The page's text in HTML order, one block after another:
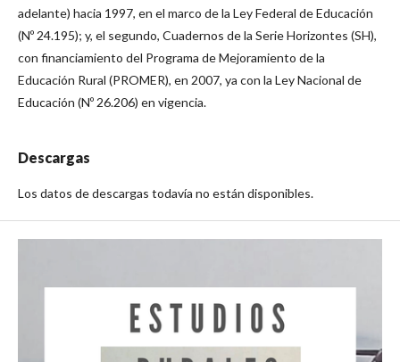
adelante) hacia 1997, en el marco de la Ley Federal de Educación
(Nº 24.195); y, el segundo, Cuadernos de la Serie Horizontes (SH),
con financiamiento del Programa de Mejoramiento de la
Educación Rural (PROMER), en 2007, ya con la Ley Nacional de
Educación (Nº 26.206) en vigencia.
Descargas
Los datos de descargas todavía no están disponibles.